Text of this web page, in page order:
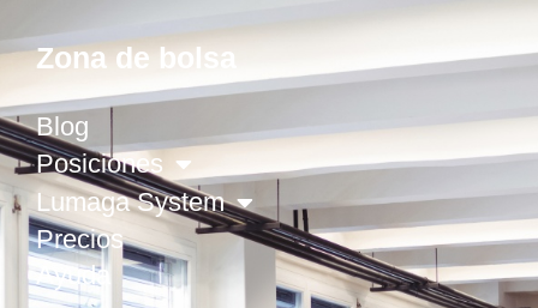
Zona de bolsa
Blog
Posiciones
Lumaga System
Precios
Ayuda